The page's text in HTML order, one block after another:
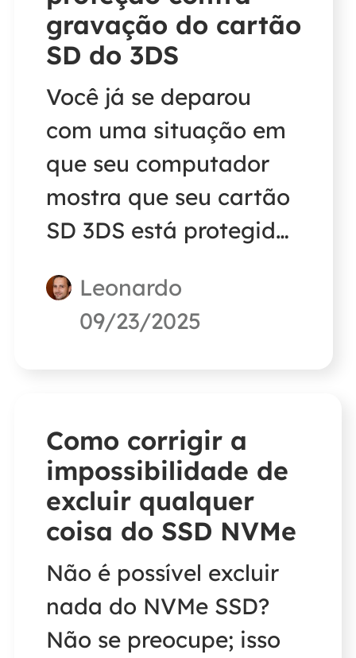
gravação do cartão
SD do 3DS
Você já se deparou
com uma situação em
que seu computador
mostra que seu cartão
SD 3DS está protegido
se preocupe; esta
passagem ajudará
contra gravação do
cartão SD 3DS.
Leonardo
09/23/2025
Como corrigir a
impossibilidade de
excluir qualquer
coisa do SSD NVMe
Não é possível excluir
nada do NVMe SSD?
Não se preocupe; isso